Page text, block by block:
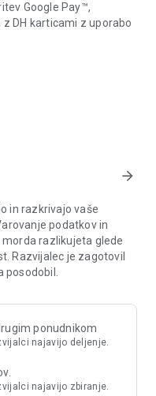
Google Pay™,
DH karticami z uporabo
in kontaktov z
Flik v spletnih
in plačil Flik,
Pay. Ko telefon zgolj
kot privzeto
potrebujete mobilni
Rekono
Mastercard kartice
Flik ali plačil s karticami
arrow_forward
in razkrivajo vaše
podatkov in
razlikujeta glede
Razvijalec je zagotovil
ponudnikom
najavijo deljenje.
najavijo zbiranje.